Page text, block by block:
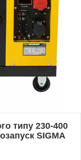
типу 230-400
SIGMA